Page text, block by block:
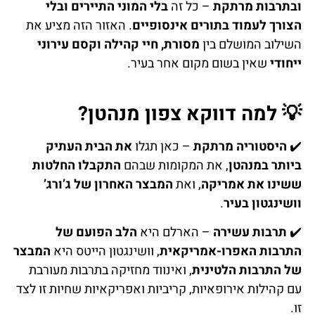
ובתרבות מרתקת– כל זהבלי המוני התיירים ובלי
הצורך לעמוד בתורים אינסופיים. האזור הזה מציע את
השילוב המושלם ביןמסורת, חיי קהילה וקסם עירוני
ייחודישאין בשום מקום אחר בעיר.
💡 למה דווקא צפון מנהטן?
✔️ היסטוריה מרתקת– כאן תגלואת הבית העתיק
ביותר במנהטן, את המקומות שבהם התקבלו החלטות
ששינו את אמריקה, ואתהמבצר האחרון של ג’ורג’
וושינגטון בעיר.
✔️ תרבות עשירה – הארלם היא הלב הפועם של
התרבות האפרו-אמריקאית, וושינגטון הייטס היא המבצר
של התרבות הלטינית, ואינווד מחזיקה בתרבות מעורבת
עם קהילות אירופאיות, קריביות ואפריקאיות שחיות זו לצד
זו.